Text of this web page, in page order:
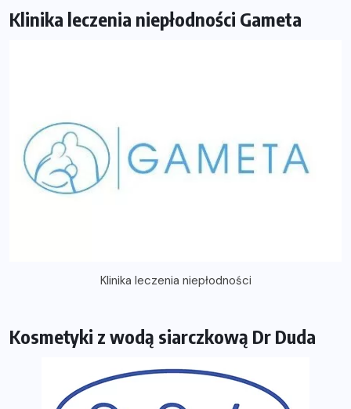
Klinika leczenia niepłodności Gameta
Klinika leczenia niepłodności
Kosmetyki z wodą siarczkową Dr Duda